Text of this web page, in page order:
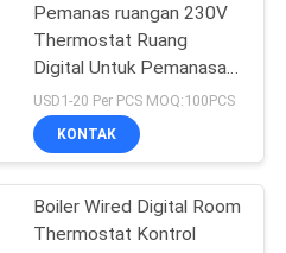
Pemanas ruangan 230V
Thermostat Ruang
Digital Untuk Pemanasan
Air, Layar Lcd
USD1-20 Per PCS MOQ:100PCS
KONTAK
Boiler Wired Digital Room
Thermostat Kontrol